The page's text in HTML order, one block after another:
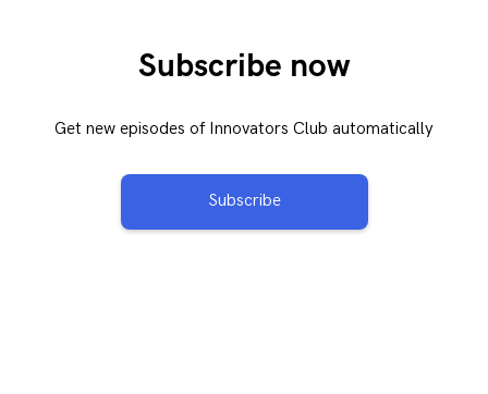
Subscribe now
Get new episodes of Innovators Club automatically
Subscribe